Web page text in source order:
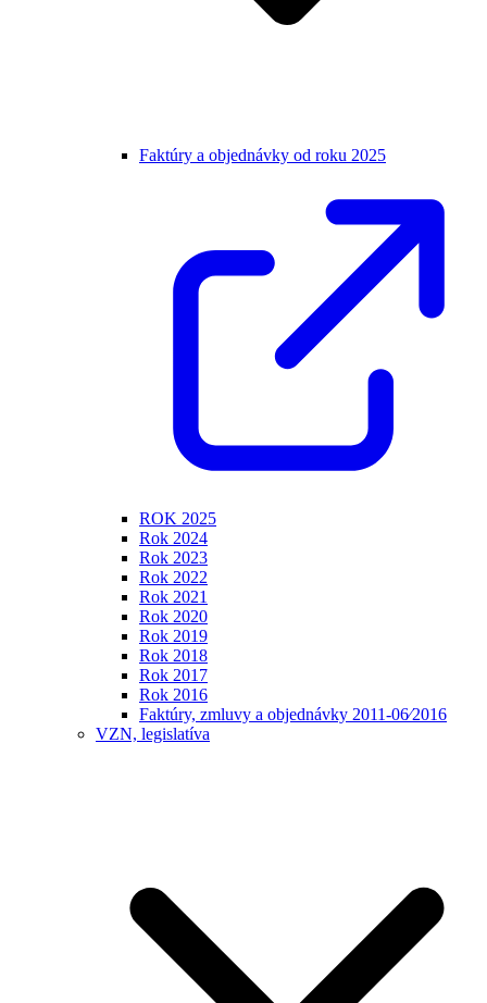
Faktúry a objednávky od roku 2025
ROK 2025
Rok 2024
Rok 2023
Rok 2022
Rok 2021
Rok 2020
Rok 2019
Rok 2018
Rok 2017
Rok 2016
Faktúry, zmluvy a objednávky 2011-06⁄2016
VZN, legislatíva